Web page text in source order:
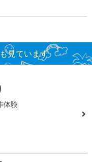
見ています
体験